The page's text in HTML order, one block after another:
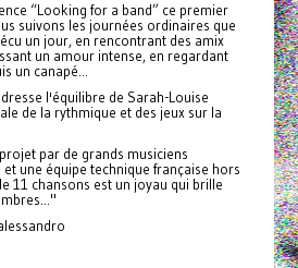
“Looking for a band” ce premier
suivons les journées ordinaires que
un jour, en rencontrant des amix
un amour intense, en regardant
un canapé...
l'équilibre de Sarah-Louise
de la rythmique et des jeux sur la
par de grands musiciens
une équipe technique française hors
11 chansons est un joyau qui brille